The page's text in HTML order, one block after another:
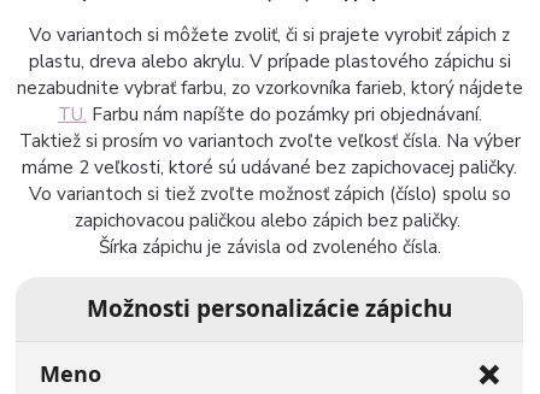
Vo variantoch si môžete zvoliť, či si prajete vyrobiť zápich z
plastu, dreva alebo akrylu. V prípade plastového zápichu si
nezabudnite vybrať farbu, zo vzorkovníka farieb, ktorý nájdete
TU. Farbu nám napíšte do pozámky pri objednávaní.
Taktiež si prosím vo variantoch zvoľte veľkosť čísla. Na výber
máme 2 veľkosti, ktoré sú udávané bez zapichovacej paličky.
Vo variantoch si tiež zvoľte možnosť zápich (číslo) spolu so
zapichovacou paličkou alebo zápich bez paličky.
Šírka zápichu je závisla od zvoleného čísla.
Možnosti personalizácie zápichu
Meno ❌